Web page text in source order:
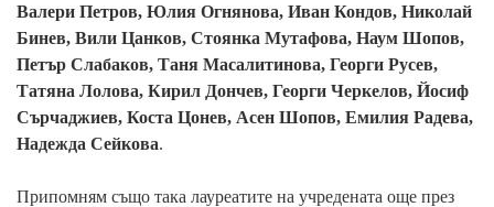
Валери Петров, Юлия Огнянова, Иван Кондов, Николай
Бинев, Вили Цанков, Стоянка Мутафова, Наум Шопов,
Петър Слабаков, Таня Масалитинова, Георги Русев,
Татяна Лолова, Кирил Дончев, Георги Черкелов, Йосиф
Сърчаджиев, Коста Цонев, Асен Шопов, Емилия Радева,
Надежда Сейкова.
Припомням също така лауреатите на учредената още през